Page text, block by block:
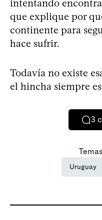
intentando
que explique por
continente para
hace sufrir.
Todavía no existe
el hincha siempre
3
Uruguay